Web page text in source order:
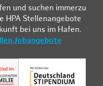
und su­chen im­mer­zu
HPA Stel­len­an­ge­bo­te
bei uns im Ha­fen.
Jobangebote